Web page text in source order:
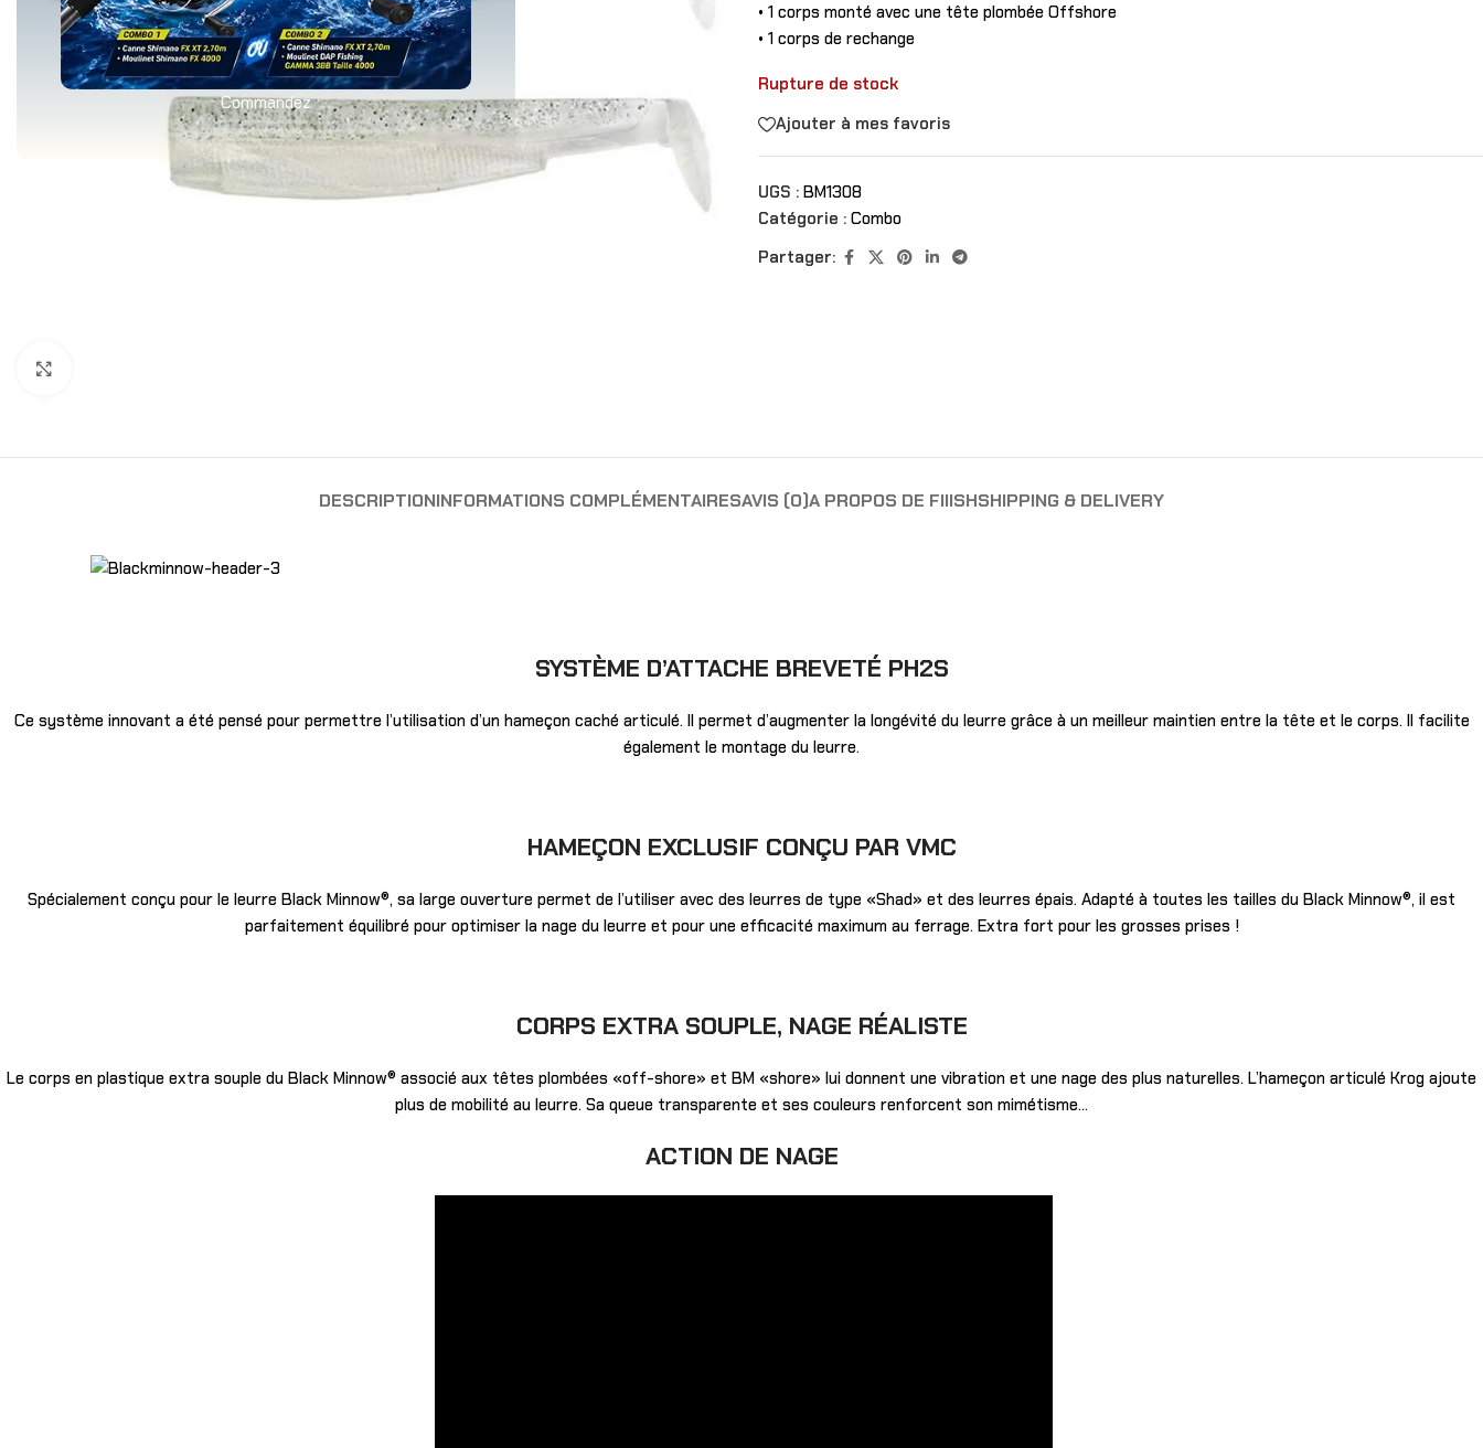
Commandez
• 1 corps monté avec une tête plombée Offshore
• 1 corps de rechange
Rupture de stock
Ajouter à mes favoris
UGS : BM1308
Catégorie : Combo
Partager:
DESCRIPTIONINFORMATIONS COMPLÉMENTAIRESAVIS (0)A PROPOS DE FIIISHSHIPPING & DELIVERY
SYSTÈME D’ATTACHE BREVETÉ PH2S
Ce système innovant a été pensé pour permettre l’utilisation d’un hameçon caché articulé. Il permet d’augmenter la longévité du leurre grâce à un meilleur maintien entre la tête et le corps. Il facilite
également le montage du leurre.
HAMEÇON EXCLUSIF CONÇU PAR VMC
Spécialement conçu pour le leurre Black Minnow®, sa large ouverture permet de l’utiliser avec des leurres de type «Shad» et des leurres épais. Adapté à toutes les tailles du Black Minnow®, il est
parfaitement équilibré pour optimiser la nage du leurre et pour une efficacité maximum au ferrage. Extra fort pour les grosses prises !
CORPS EXTRA SOUPLE, NAGE RÉALISTE
Le corps en plastique extra souple du Black Minnow® associé aux têtes plombées «off-shore» et BM «shore» lui donnent une vibration et une nage des plus naturelles. L’hameçon articulé Krog ajoute
plus de mobilité au leurre. Sa queue transparente et ses couleurs renforcent son mimétisme…
ACTION DE NAGE